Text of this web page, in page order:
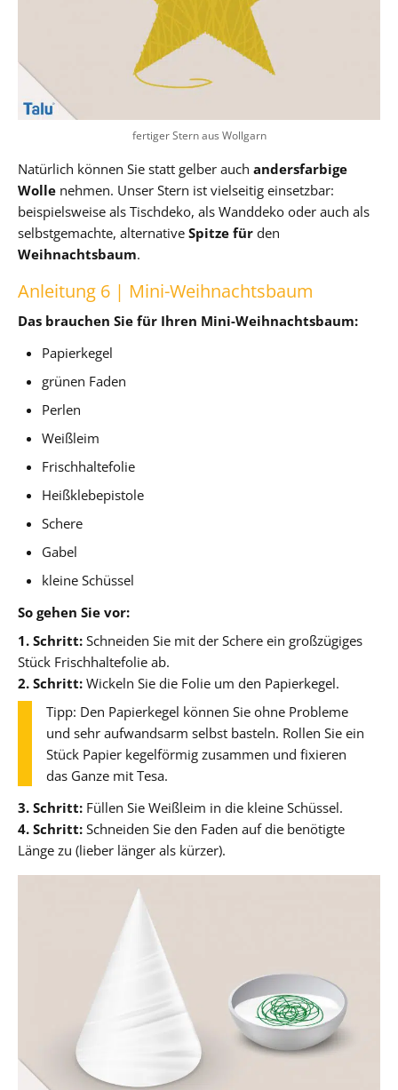
fertiger Stern aus Wollgarn
Natürlich können Sie statt gelber auch andersfarbige
Wolle nehmen. Unser Stern ist vielseitig einsetzbar:
beispielsweise als Tischdeko, als Wanddeko oder auch als
selbstgemachte, alternative Spitze für den
Weihnachtsbaum.
Anleitung 6 | Mini-Weihnachtsbaum
Das brauchen Sie für Ihren Mini-Weihnachtsbaum:
Papierkegel
grünen Faden
Perlen
Weißleim
Frischhaltefolie
Heißklebepistole
Schere
Gabel
kleine Schüssel
So gehen Sie vor:
1. Schritt: Schneiden Sie mit der Schere ein großzügiges
Stück Frischhaltefolie ab.
2. Schritt: Wickeln Sie die Folie um den Papierkegel.
Tipp: Den Papierkegel können Sie ohne Probleme
und sehr aufwandsarm selbst basteln. Rollen Sie ein
Stück Papier kegelförmig zusammen und fixieren
das Ganze mit Tesa.
3. Schritt: Füllen Sie Weißleim in die kleine Schüssel.
4. Schritt: Schneiden Sie den Faden auf die benötigte
Länge zu (lieber länger als kürzer).